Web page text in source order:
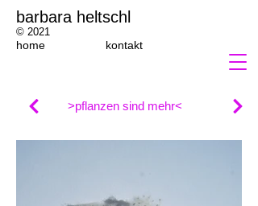
barbara heltschl
home kontakt
© 2021
>pflanzen sind mehr<